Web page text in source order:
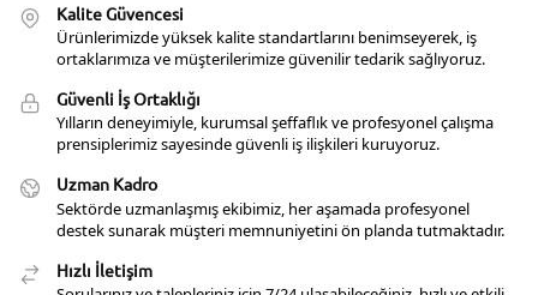
Kalite Güvencesi
Ürünlerimizde yüksek kalite standartlarını benimseyerek, iş
ortaklarımıza ve müşterilerimize güvenilir tedarik sağlıyoruz.
Güvenli İş Ortaklığı
Yılların deneyimiyle, kurumsal şeffaflık ve profesyonel çalışma
prensiplerimiz sayesinde güvenli iş ilişkileri kuruyoruz.
Uzman Kadro
Sektörde uzmanlaşmış ekibimiz, her aşamada profesyonel
destek sunarak müşteri memnuniyetini ön planda tutmaktadır.
Hızlı İletişim